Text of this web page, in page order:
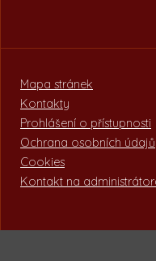
Mapa stránek
Kontakty
Prohlášení o přístupnosti
Ochrana osobních údajů
Cookies
Kontakt na